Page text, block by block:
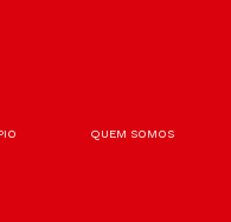
QUEM SOMOS